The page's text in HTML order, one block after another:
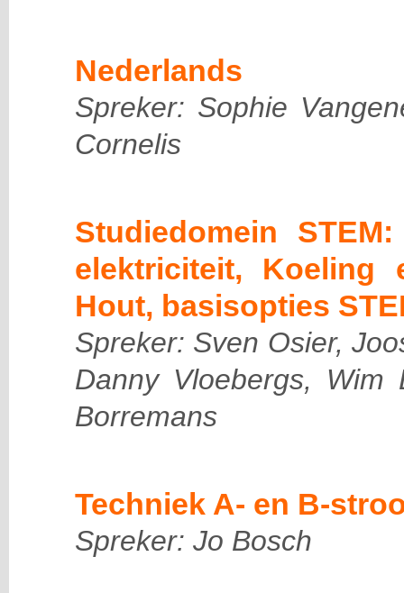
Nederlands
Spreker: Sophie
Cornelis
Studiedomein
elektriciteit, Koeling
Hout, basisopties
Spreker: Sven Osier,
Danny Vloebergs,
Borremans
Techniek A- en B-
Spreker: Jo Bosch